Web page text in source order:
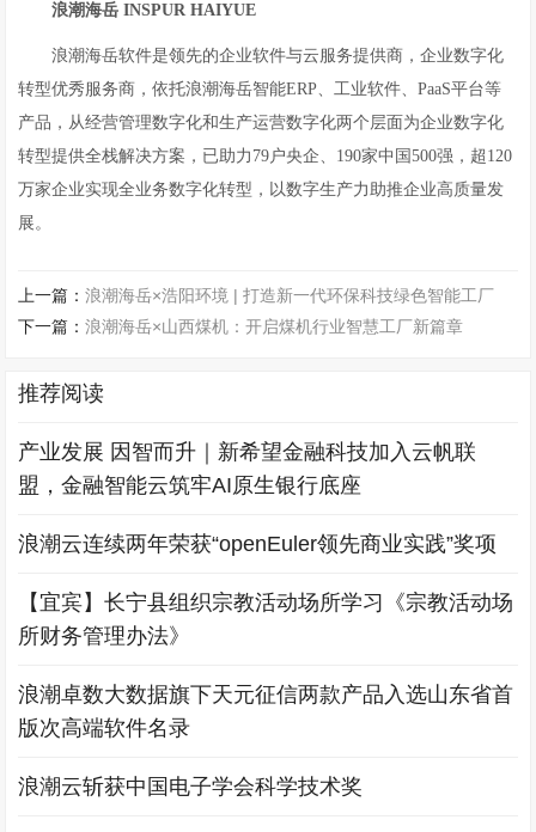
浪潮海岳 INSPUR HAIYUE
浪潮海岳软件是领先的企业软件与云服务提供商，企业数字化
转型优秀服务商，依托浪潮海岳智能ERP、工业软件、PaaS平台等
产品，从经营管理数字化和生产运营数字化两个层面为企业数字化
转型提供全栈解决方案，已助力79户央企、190家中国500强，超120
万家企业实现全业务数字化转型，以数字生产力助推企业高质量发
展。
上一篇：浪潮海岳×浩阳环境 | 打造新一代环保科技绿色智能工厂
下一篇：浪潮海岳×山西煤机：开启煤机行业智慧工厂新篇章
推荐阅读
产业发展 因智而升｜新希望金融科技加入云帆联
盟，金融智能云筑牢AI原生银行底座
浪潮云连续两年荣获“openEuler领先商业实践”奖项
【宜宾】长宁县组织宗教活动场所学习《宗教活动场
所财务管理办法》
浪潮卓数大数据旗下天元征信两款产品入选山东省首
版次高端软件名录
浪潮云斩获中国电子学会科学技术奖